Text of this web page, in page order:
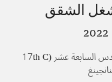
الشقق
2022
بواسطة جائزة تشينا اوتيل ستارلايت أواردس السابعة عشر (17th C
hina